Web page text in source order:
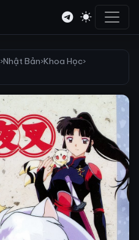
›Nhật Bản›Khoa Học›